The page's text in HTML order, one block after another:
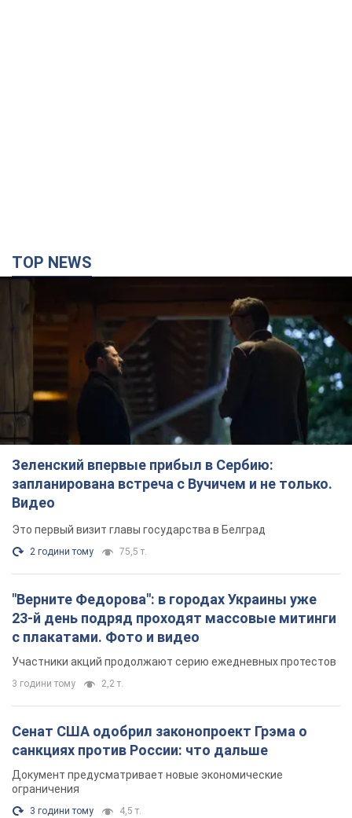
TOP NEWS
Зеленский впервые прибыл в Сербию:
запланирована встреча с Вучичем и не только.
Видео
Это первый визит главы государства в Белград
2 години тому 75,5 т.
"Верните Федорова": в городах Украины уже
23-й день подряд проходят массовые митинги
с плакатами. Фото и видео
Участники акций продолжают серию ежедневных протестов
3 години тому 2,2 т.
Сенат США одобрил законопроект Грэма о
санкциях против России: что дальше
Документ предусматривает новые экономические
ограничения
3 години тому 4,5 т.